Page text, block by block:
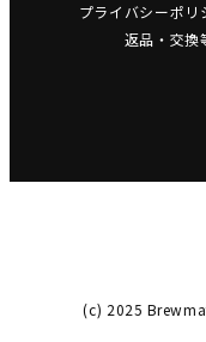
プライバシーポリ
返品・交換
(c) 2025